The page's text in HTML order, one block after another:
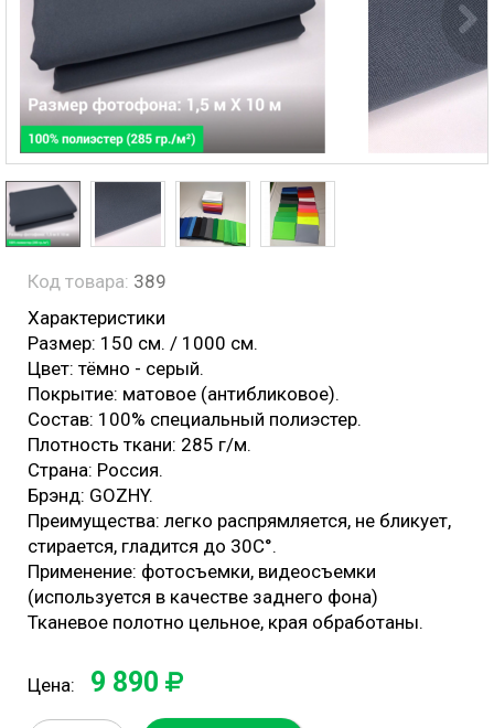
Код товара: 389
Характеристики
Размер: 150 см. / 1000 см.
Цвет: тёмно - серый.
Покрытие: матовое (антибликовое).
Состав: 100% специальный полиэстер.
Плотность ткани: 285 г/м.
Страна: Россия.
Брэнд: GOZHY.
Преимущества: легко распрямляется, не бликует,
стирается, гладится до 30С°.
Применение: фотосъемки, видеосъемки
(используется в качестве заднего фона)
Тканевое полотно цельное, края обработаны.
Цена: 9 890